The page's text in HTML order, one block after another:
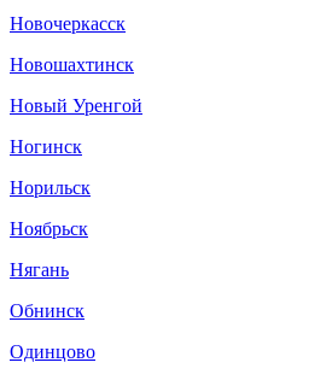
Новочеркасск
Новошахтинск
Новый Уренгой
Ногинск
Норильск
Ноябрьск
Нягань
Обнинск
Одинцово